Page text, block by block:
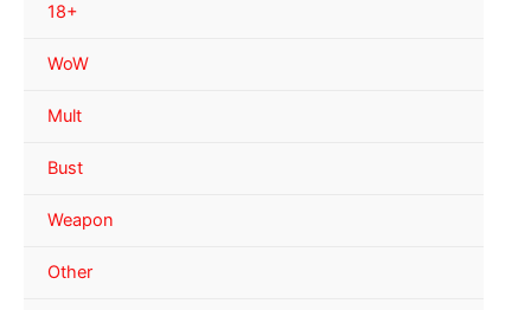
18+
WoW
Mult
Bust
Weapon
Other